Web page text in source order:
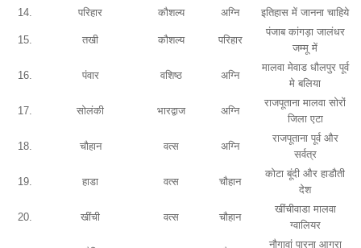
14.
परिहार कौशल्य अग्नि इतिहास में जानना चाहिये
15. तखी कौशल्य परिहार
पंजाब कांगड़ा जालंधर
जम्मू में
16. पंवार वशिष्ठ अग्नि
मालवा मेवाड धौलपुर पूर्व
मे बलिया
17. सोलंकी भारद्वाज अग्नि
राजपूताना मालवा सोरों
जिला एटा
18. चौहान वत्स अग्नि
राजपूताना पूर्व और
सर्वत्र
19. हाडा वत्स चौहान
कोटा बूंदी और हाडौती
देश
20. खींची वत्स चौहान
खींचीवाडा मालवा
ग्वालियर
नौगावां पारना आगरा